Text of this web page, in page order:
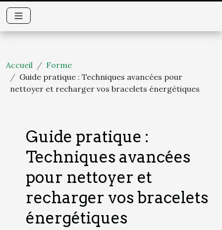
Accueil
Forme
Guide pratique : Techniques avancées pour
nettoyer et recharger vos bracelets énergétiques
Guide pratique :
Techniques avancées
pour nettoyer et
recharger vos bracelets
énergétiques